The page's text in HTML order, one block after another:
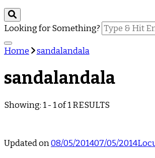
Looking for Something?
Home sandalandala
sandalandala
Showing: 1 - 1 of 1 RESULTS
Updated on08/05/201407/05/2014